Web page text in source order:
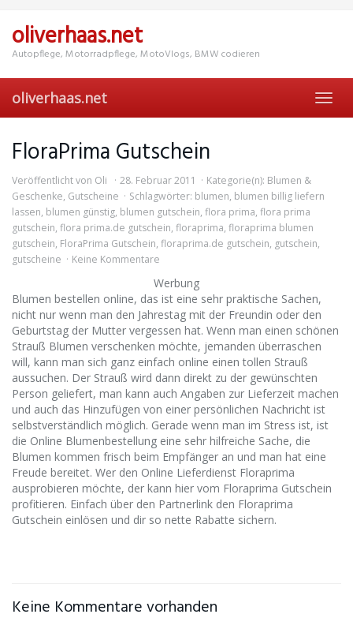
main
content
oliverhaas.net
Autopflege, Motorradpflege, MotoVlogs, BMW codieren
oliverhaas.net
FloraPrima Gutschein
Veröffentlicht von Oli 28. Februar 2011 Kategorie(n): Blumen &
Geschenke, Gutscheine Schlagwörter: blumen, blumen billig liefern
lassen, blumen günstig, blumen gutschein, flora prima, flora prima
gutschein, flora prima.de gutschein, floraprima, floraprima blumen
gutschein, FloraPrima Gutschein, floraprima.de gutschein, gutschein,
gutscheine
Keine Kommentare
Werbung
Blumen bestellen online, das ist eine sehr praktische Sachen,
nicht nur wenn man den Jahrestag mit der Freundin oder den
Geburtstag der Mutter vergessen hat. Wenn man einen schönen
Strauß Blumen verschenken möchte, jemanden überraschen
will, kann man sich ganz einfach online einen tollen Strauß
aussuchen. Der Strauß wird dann direkt zu der gewünschten
Person geliefert, man kann auch Angaben zur Lieferzeit machen
und auch das Hinzufügen von einer persönlichen Nachricht ist
selbstverständlich möglich. Gerade wenn man im Stress ist, ist
die Online Blumenbestellung eine sehr hilfreiche Sache, die
Blumen kommen frisch beim Empfänger an und man hat eine
Freude bereitet. Wer den Online Lieferdienst Floraprima
ausprobieren möchte, der kann hier vom Floraprima Gutschein
profitieren. Einfach über den Partnerlink den Floraprima
Gutschein einlösen und dir so nette Rabatte sichern.
Keine Kommentare vorhanden